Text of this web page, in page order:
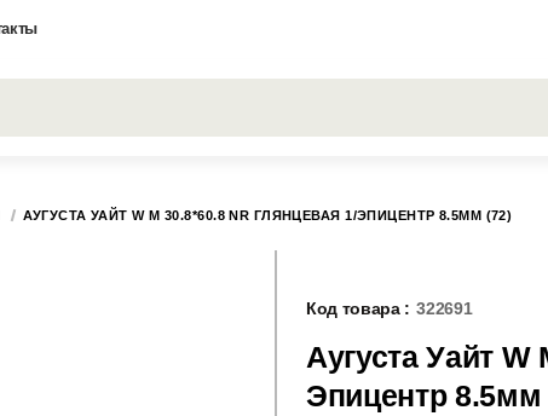
АУГУСТА УАЙТ W M 30.8*60.8 NR ГЛЯНЦЕВАЯ 1/ЭПИЦЕНТР 8.5ММ (72)
Код товара : 322691
Аугуста Уайт W
Эпицентр 8.5мм